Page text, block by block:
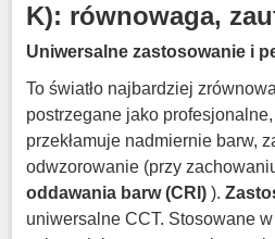
K): równowaga,
Uniwersalne zastosowanie i
To światło najbardziej
postrzegane jako
przekłamuje nadmiernie barw,
odwzorowanie (przy
oddawania barw (CRI)).
uniwersalne CCT. Stosowane